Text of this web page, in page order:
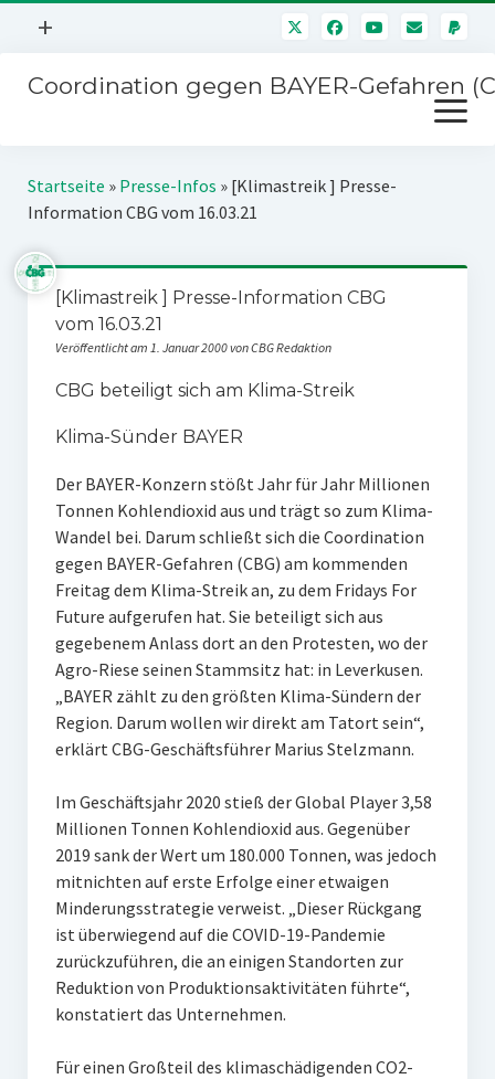
Menü
+
Mitmachen
Über uns
Kontakt
Impressum
Störfälle
Coordination gegen BAYER-Gefahren
Menü
öffnen
Kampagnen
Stichwort BAYER
Jahrestagung
Startseite » Presse-Infos » [Klimastreik ] Presse-
Information CBG vom 16.03.21
[Klimastreik ] Presse-Information CBG
vom 16.03.21
Veröffentlicht am 1. Januar 2000 von CBG Redaktion
CBG beteiligt sich am Klima-Streik
Klima-Sünder BAYER
Der BAYER-Konzern stößt Jahr für Jahr Millionen
Tonnen Kohlendioxid aus und trägt so zum Klima-
Wandel bei. Darum schließt sich die Coordination
gegen BAYER-Gefahren (CBG) am kommenden
Freitag dem Klima-Streik an, zu dem Fridays For
Future aufgerufen hat. Sie beteiligt sich aus
gegebenem Anlass dort an den Protesten, wo der
Agro-Riese seinen Stammsitz hat: in Leverkusen.
„BAYER zählt zu den größten Klima-Sündern der
Region. Darum wollen wir direkt am Tatort sein“,
erklärt CBG-Geschäftsführer Marius Stelzmann.
Im Geschäftsjahr 2020 stieß der Global Player 3,58
Millionen Tonnen Kohlendioxid aus. Gegenüber
2019 sank der Wert um 180.000 Tonnen, was jedoch
mitnichten auf erste Erfolge einer etwaigen
Minderungsstrategie verweist. „Dieser Rückgang
ist überwiegend auf die COVID-19-Pandemie
zurückzuführen, die an einigen Standorten zur
Reduktion von Produktionsaktivitäten führte“,
konstatiert das Unternehmen.
Für einen Großteil des klimaschädigenden CO2-